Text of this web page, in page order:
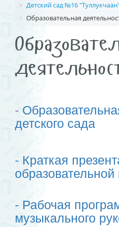
Детский сад №16
Образовательная
-
детского сада
- Краткая
- Рабочая
музыкального